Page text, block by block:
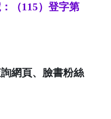
（115）登字第
網頁、臉書粉絲